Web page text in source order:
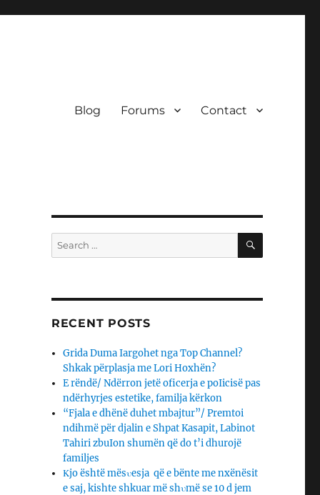
Blog Forums Contact
Search
for:
SEARCH
RECENT POSTS
Grida Duma Iargohet nga Top Channel?
Shkak përplasja me Lori Hoxhën?
E rëndë/ Ndërron jetë oficerja e poIicisë pas
ndërhyrjes estetike, familja kërkon
“Fjala e dhënë duhet mbajtur”/ Premtoi
ndihmë për djalin e Shpat Kasapit, Labinot
Tahiri zbuIon shumën që do t’i dhurojë
familjes
Κjo është mësυesja që e bënte me nxënësit
e saj, kishte shkuar më shυmë se 10 d jem